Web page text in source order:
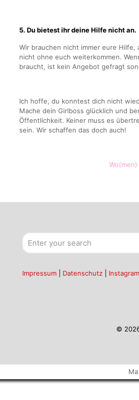
5. Du bietest ihr deine Hilfe nicht an.
Wir brauchen nicht immer eure
nicht ohne euch weiterkommen.
braucht, ist kein Angebot gefragt
Ich hoffe, du konntest dich nicht
Mache dein Girlboss glücklich und
Öffentlichkeit. Keiner muss es
sein. Wir schaffen das doch auch!
Impressum Datenschutz Instagram
©